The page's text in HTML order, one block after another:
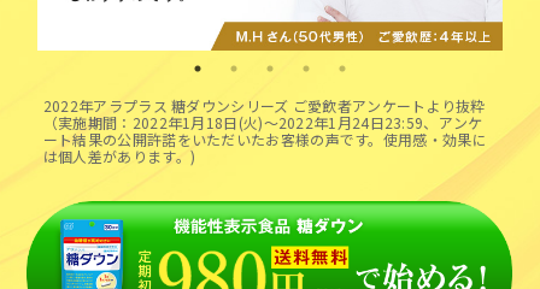
2022年アラプラス 糖ダウンシリーズ ご愛飲者アンケートより抜粋
（実施期間：2022年1月18日(火)～2022年1月24日23:59、アンケ
ート結果の公開許諾をいただいたお客様の声です。使用感・効果に
は個人差があります。)